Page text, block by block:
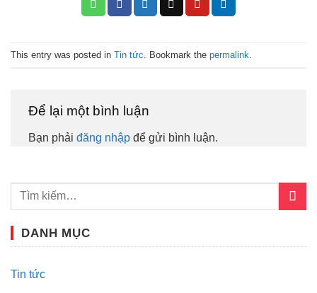
This entry was posted in Tin tức . Bookmark the permalink
Để lại một bình luận
Bạn phải đăng nhập để gửi bình luận.
DANH MỤC
Tin tức